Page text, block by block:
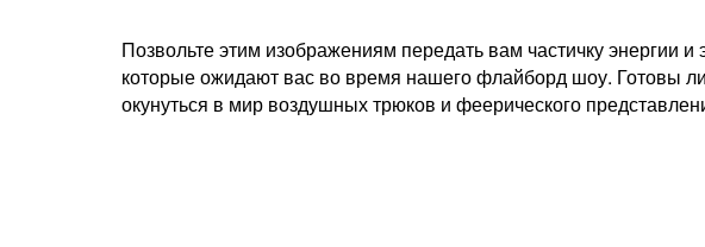
Позвольте этим изображениям передать вам частичку энергии и
которые ожидают вас во время нашего флайборд шоу. Готовы
окунуться в мир воздушных трюков и феерического